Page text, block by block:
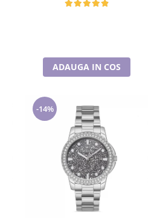
ADAUGA IN COS
-14%